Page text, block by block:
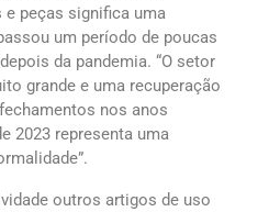
peças significa uma
um período de poucas
da pandemia. “O setor
grande e uma recuperação
nos anos
2023 representa uma
outros artigos de uso